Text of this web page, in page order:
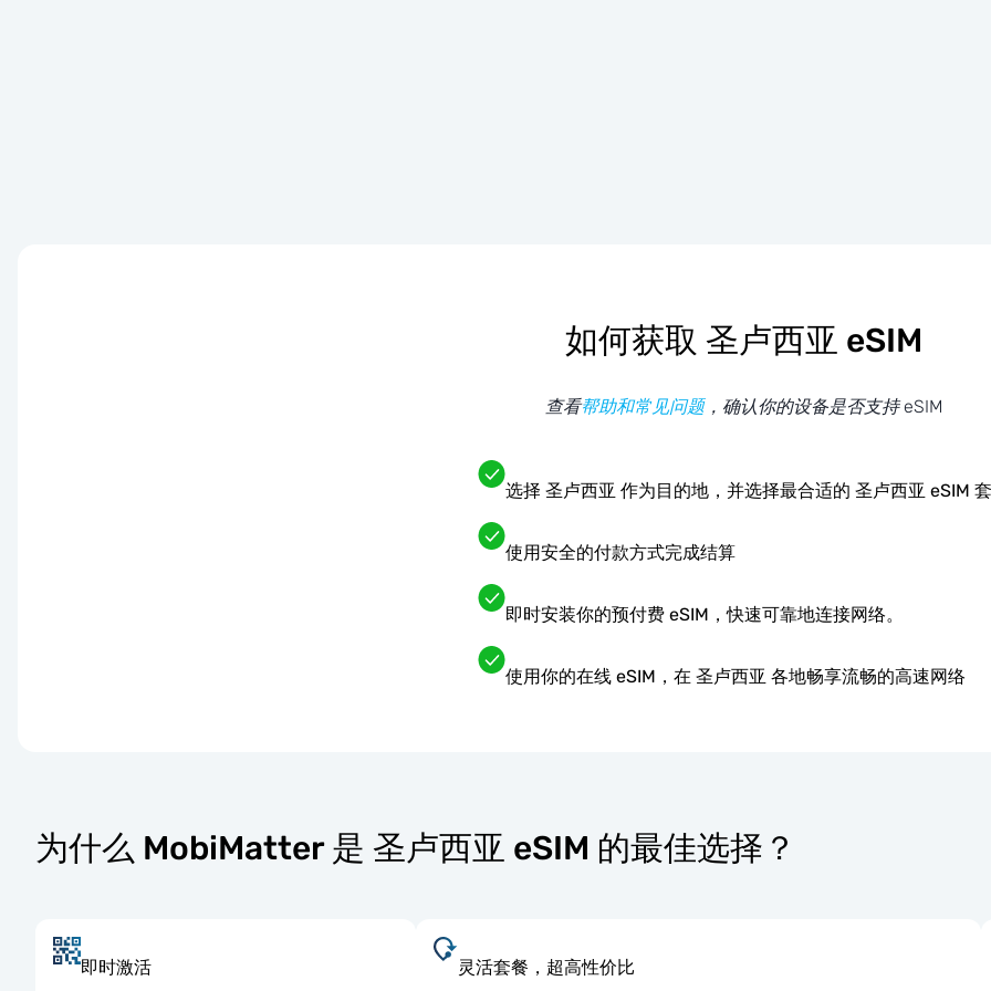
如何获取 圣卢西亚 eSIM
查看帮助和常见问题，确认你的设备是否支持 eSIM
选择 圣卢西亚 作为目的地，并选择最合适的 圣卢西亚 eSIM
使用安全的付款方式完成结算
即时安装你的预付费 eSIM，快速可靠地连接网络。
使用你的在线 eSIM，在 圣卢西亚 各地畅享流畅的高速网络
为什么 MobiMatter 是 圣卢西亚 eSIM 的最佳选择？
即时激活 灵活套餐，超高性价比